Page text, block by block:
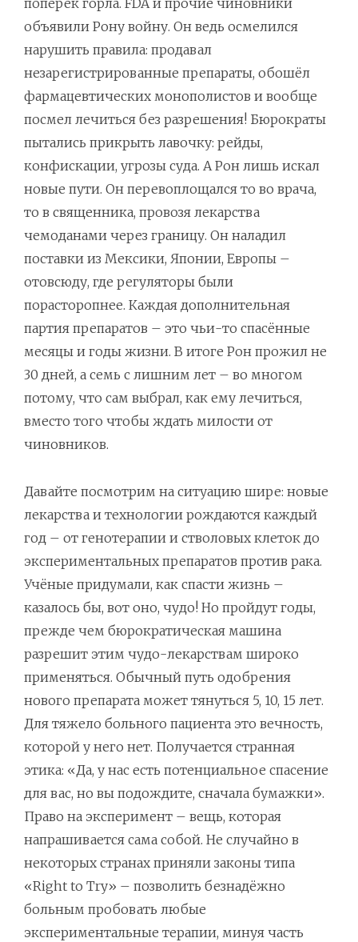
поперёк горла. FDA и прочие чиновники
объявили Рону войну. Он ведь осмелился
нарушить правила: продавал
незарегистрированные препараты, обошёл
фармацевтических монополистов и вообще
посмел лечиться без разрешения! Бюрократы
пытались прикрыть лавочку: рейды,
конфискации, угрозы суда. А Рон лишь искал
новые пути. Он перевоплощался то во врача,
то в священника, провозя лекарства
чемоданами через границу. Он наладил
поставки из Мексики, Японии, Европы –
отовсюду, где регуляторы были
порасторопнее. Каждая дополнительная
партия препаратов – это чьи-то спасённые
месяцы и годы жизни. В итоге Рон прожил не
30 дней, а семь с лишним лет – во многом
потому, что сам выбрал, как ему лечиться,
вместо того чтобы ждать милости от
чиновников.
Давайте посмотрим на ситуацию шире: новые
лекарства и технологии рождаются каждый
год – от генотерапии и стволовых клеток до
экспериментальных препаратов против рака.
Учёные придумали, как спасти жизнь –
казалось бы, вот оно, чудо! Но пройдут годы,
прежде чем бюрократическая машина
разрешит этим чудо-лекарствам широко
применяться. Обычный путь одобрения
нового препарата может тянуться 5, 10, 15 лет.
Для тяжело больного пациента это вечность,
которой у него нет. Получается странная
этика: «Да, у нас есть потенциальное спасение
для вас, но вы подождите, сначала бумажки».
Право на эксперимент – вещь, которая
напрашивается сама собой. Не случайно в
некоторых странах приняли законы типа
«Right to Try» – позволить безнадёжно
больным пробовать любые
экспериментальные терапии, минуя часть